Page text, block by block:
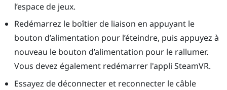
l’espace de jeux.
Redémarrez le boîtier de liaison en appuyant le
bouton d’alimentation pour l’éteindre, puis appuyez à
nouveau le bouton d’alimentation pour le rallumer.
Vous devez également redémarrer l'appli SteamVR.
Essayez de déconnecter et reconnecter le câble